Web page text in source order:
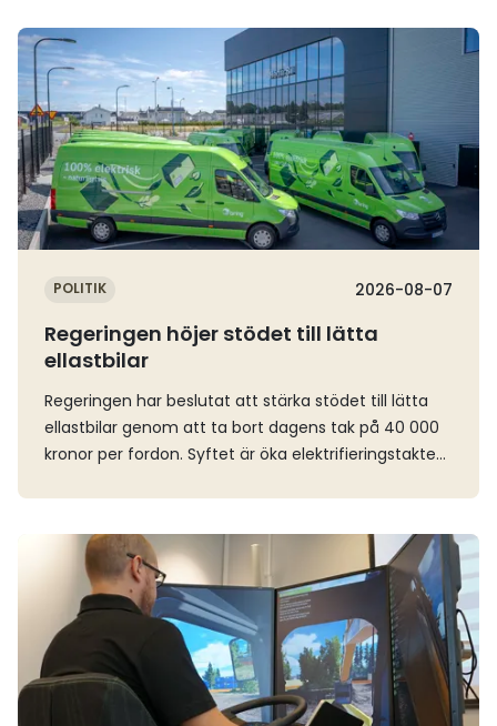
POLITIK 2026-08-07
Regeringen höjer stödet till lätta
ellastbilar
Regeringen har beslutat att stärka stödet till lätta
ellastbilar genom att ta bort dagens tak på 40 000
kronor per fordon. Syftet är öka elektrifieringstakten
med ändringen så finns det inte längre något fast
takbelopp. Stöd kan i stället ges med upp till 30
procent av den stödberättigade kostnaden, vilket är
i linje med EU:s statsstödsregler.”Stödberättigad
kostnad” definieras som den merkostnad som
uppstår när ett företag väljer en eldriven lätt lastbil i
stället för ett jämförbart fossildrivet fordon. För
större och dyrare fordon innebär förändringen
Läs mer
Läs mer